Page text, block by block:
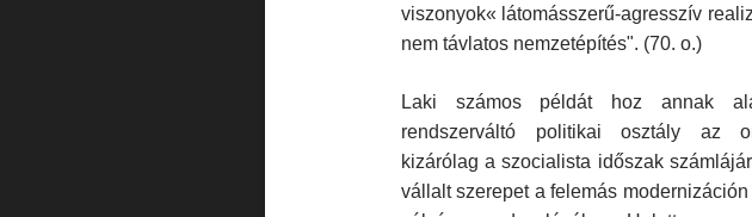
viszonyok« látomásszerű-agresszív
nem távlatos nemzetépítés". (70. o.)
Laki számos példát hoz annak
rendszervál­tó politikai osztály az
kizárólag a szocialista időszak
vállalt szerepet a felemás